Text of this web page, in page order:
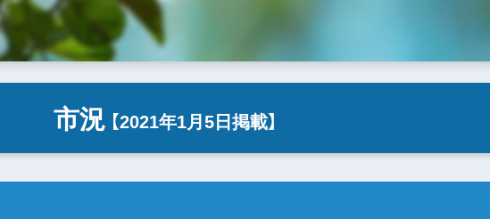
市況 【2021年1月5日掲載】